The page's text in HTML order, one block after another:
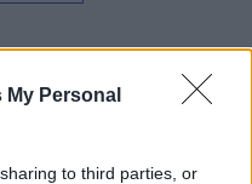
Personal
to third parties, or